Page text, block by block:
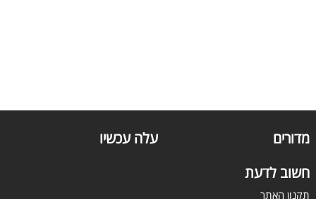
מדורים
עלה עכשיו
חשוב לדעת
תקנון האתר